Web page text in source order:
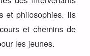
et philosophies. Ils
et chemins de
les jeunes.